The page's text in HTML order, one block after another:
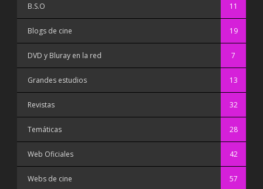
B.S.O 11
Blogs de cine 19
DVD y Bluray en la red 7
Grandes estudios 13
Revistas 32
Temáticas 28
Web Oficiales 42
Webs de cine 57